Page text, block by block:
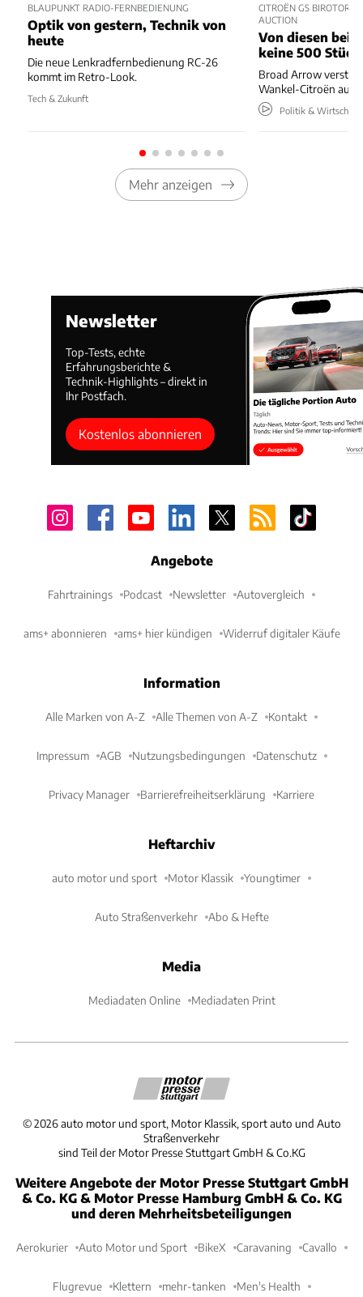
BLAUPUNKT RADIO-FERNBEDIENUNG
Optik von gestern, Technik von
heute
Die neue Lenkradfernbedienung RC-26
kommt im Retro-Look.
Tech & Zukunft
CITROËN GS BIROTOR
AUCTION
Von diesen
keine 500 Stück
Broad Arrow
Wankel-Citroën aus
Politik & Wirtschaft
Mehr anzeigen
Newsletter
Top-Tests, echte
Erfahrungsberichte &
Technik-Highlights – direkt in
Ihr Postfach.
Kostenlos abonnieren
Angebote
Fahrtrainings Podcast Newsletter Autovergleich
ams+ abonnieren ams+ hier kündigen Widerruf digitaler Käufe
Information
Alle Marken von A-Z Alle Themen von A-Z Kontakt
Impressum AGB Nutzungsbedingungen Datenschutz
Privacy Manager Barrierefreiheitserklärung Karriere
Heftarchiv
auto motor und sport Motor Klassik Youngtimer
Auto Straßenverkehr Abo & Hefte
Media
Mediadaten Online Mediadaten Print
©2026 auto motor und sport, Motor Klassik, sport auto und Auto
Straßenverkehr
sind Teil der Motor Presse Stuttgart GmbH & Co.KG
Weitere Angebote der Motor Presse Stuttgart GmbH
& Co. KG & Motor Presse Hamburg GmbH & Co. KG
und deren Mehrheitsbeteiligungen
Aerokurier Auto Motor und Sport BikeX Caravaning Cavallo
Flugrevue Klettern mehr-tanken Men's Health